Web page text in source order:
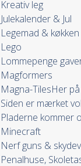
Kreativ leg
Julekalender & Jul
Legemad & køkken
Lego
Lommepenge
Magformers
Magna-TilesHer
Siden er mærket
Pladerne kommer
Minecraft
Nerf guns &
Penalhuse,